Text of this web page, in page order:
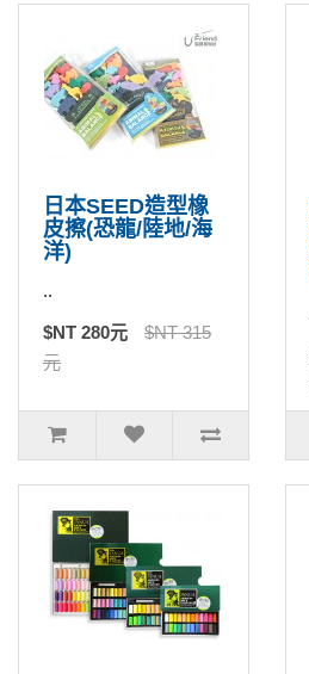
日本SEED造型橡
皮擦(恐龍/陸地/海
洋)
..
$NT 280元
$NT 315
元